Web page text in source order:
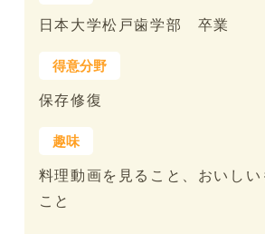
日本大学松戸歯学部 卒業
保存修復
料理動画を見ること、おいしい
こと